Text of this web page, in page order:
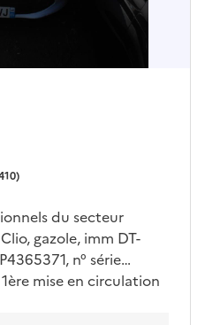
du secteur
gazole, imm DT-
n° série
mise en circulation